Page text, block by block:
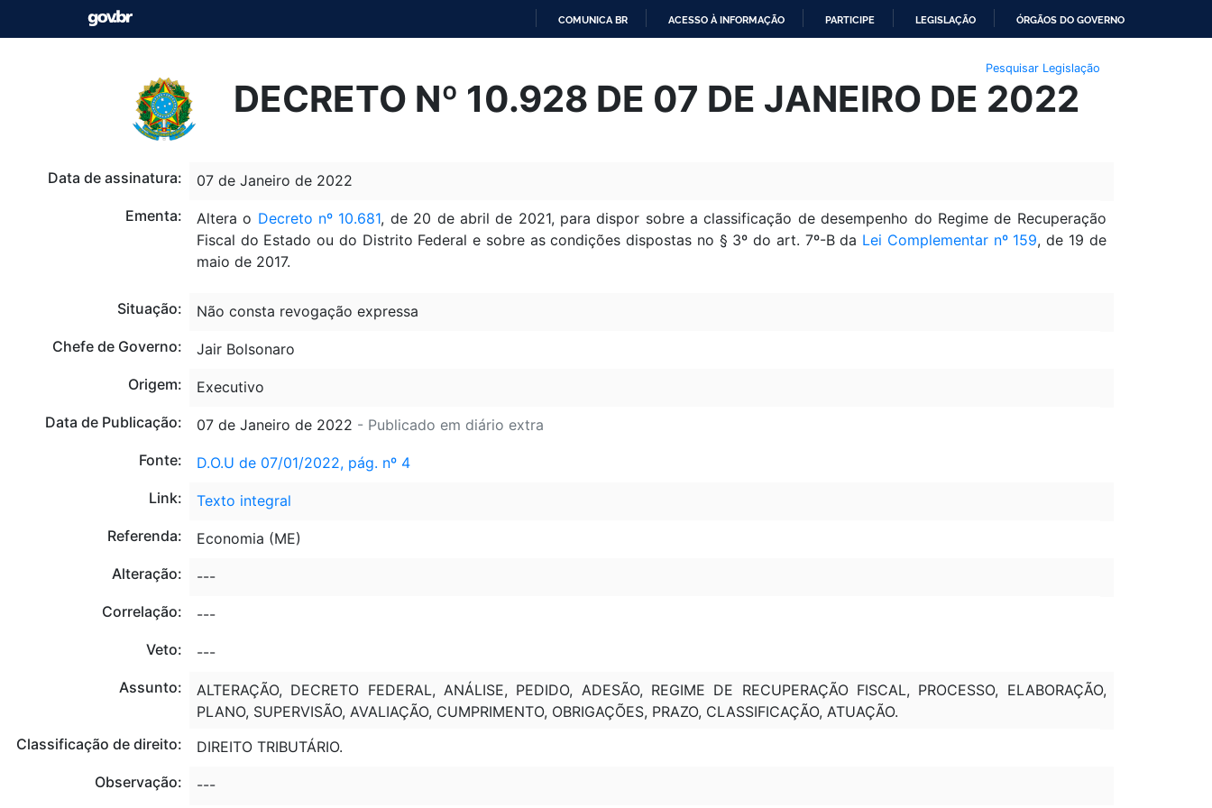
O
CONTEÚDO
COMUNICA BR ACESSO À INFORMAÇÃO PARTICIPE LEGISLAÇÃO ÓRGÃOS DO GOVERNO
Pesquisar Legislação
DECRETO Nº 10.928 DE 07 DE JANEIRO DE 2022
Data de assinatura:
07 de Janeiro de 2022
Ementa:
Altera o Decreto nº 10.681, de 20 de abril de 2021, para dispor sobre a classificação de desempenho do Regime de Recuperação
Fiscal do Estado ou do Distrito Federal e sobre as condições dispostas no § 3º do art. 7º-B da Lei Complementar nº 159, de 19 de
maio de 2017.
Situação:
Não consta revogação expressa
Chefe de Governo:
Jair Bolsonaro
Origem:
Executivo
Data de Publicação:
07 de Janeiro de 2022 - Publicado em diário extra
Fonte:
D.O.U de 07/01/2022, pág. nº 4
Link:
Texto integral
Referenda:
Economia (ME)
Alteração:
---
Correlação:
---
Veto:
---
Assunto:
ALTERAÇÃO, DECRETO FEDERAL, ANÁLISE, PEDIDO, ADESÃO, REGIME DE RECUPERAÇÃO FISCAL, PROCESSO, ELABORAÇÃO,
PLANO, SUPERVISÃO, AVALIAÇÃO, CUMPRIMENTO, OBRIGAÇÕES, PRAZO, CLASSIFICAÇÃO, ATUAÇÃO.
Classificação de direito:
DIREITO TRIBUTÁRIO.
Observação:
---